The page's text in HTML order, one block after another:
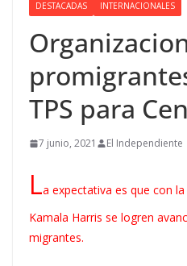
DESTACADAS INTERNACIONALES
TPS para
7 junio, 2021 El Independiente
La expectativa es que con
Kamala Harris se logren
migrantes.